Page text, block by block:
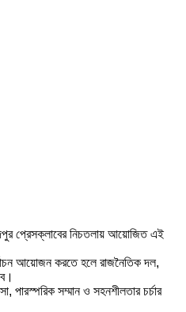
প্রেসক্লাবের নিচতলায় আয়োজিত এই
আয়োজন করতে হলে রাজনৈতিক দল,
পারস্পরিক সম্মান ও সহনশীলতার চর্চার